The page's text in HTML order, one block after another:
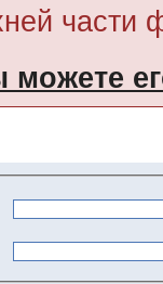
части
можете